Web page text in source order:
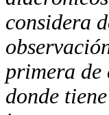
considera
primera de
donde